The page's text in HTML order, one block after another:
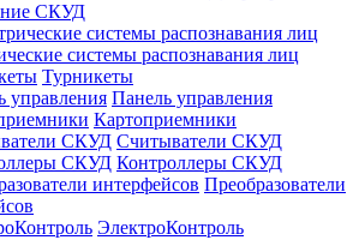
СКУД
системы распознавания лиц
Турникеты
Панель управления
Картоприемники
Считыватели СКУД
Контроллеры СКУД
Преобразователи
ЭлектроКонтроль